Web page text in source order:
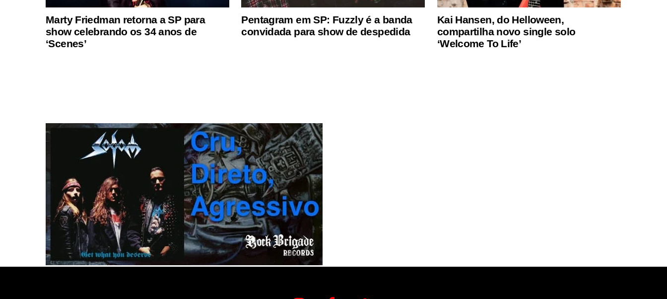
Marty Friedman retorna a SP para
show celebrando os 34 anos de
‘Scenes’
Pentagram em SP: Fuzzly é a banda
convidada para show de despedida
Kai Hansen, do Helloween,
compartilha novo single solo
‘Welcome To Life’
Instagram Facebook